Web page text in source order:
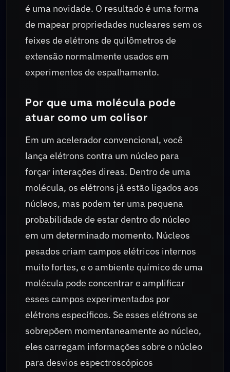
é uma novidade. O resultado é uma forma
de mapear propriedades nucleares sem os
feixes de elétrons de quilômetros de
extensão normalmente usados em
experimentos de espalhamento.
Por que uma molécula pode
atuar como um colisor
Em um acelerador convencional, você
lança elétrons contra um núcleo para
forçar interações direas. Dentro de uma
molécula, os elétrons já estão ligados aos
núcleos, mas podem ter uma pequena
probabilidade de estar dentro do núcleo
em um determinado momento. Núcleos
pesados criam campos elétricos internos
muito fortes, e o ambiente químico de uma
molécula pode concentrar e amplificar
esses campos experimentados por
elétrons específicos. Se esses elétrons se
sobrepõem momentaneamente ao núcleo,
eles carregam informações sobre o núcleo
para desvios espectroscópicos